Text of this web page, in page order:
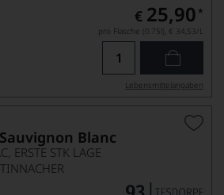
€ 25,90 *
pro Flasche (0.75l), € 34,53/L
Lebensmittel­angaben
Blanc
ERSTE STK LAGE